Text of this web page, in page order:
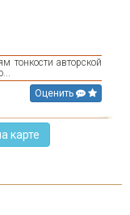
тонкости авторской
Оценить
карте